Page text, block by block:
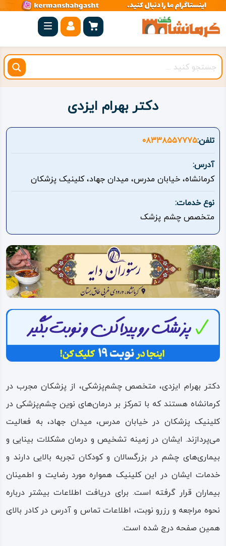
صفحه
اصلی
کرمانشاه
شهرستان
بیستون
روستاهای
هدف
اقامتگاه
ویدئو
درباره
ما
دکتر بهرام ایزدی
تلفن:۰۸۳۳۸۵۵۷۷۷۵
آدرس:
کرمانشاه، خیابان مدرس، میدان جهاد، کلینیک پزشکان
نوع خدمات:
متخصص چشم پزشک
دکتر بهرام ایزدی، متخصص چشم‌پزشکی، از پزشکان مجرب در
کرمانشاه هستند که با تمرکز بر درمان‌های نوین چشم‌پزشکی در
کلینیک پزشکان در خیابان مدرس، میدان جهاد، به فعالیت
می‌پردازند. ایشان در زمینه تشخیص و درمان مشکلات بینایی و
بیماری‌های چشم در بزرگسالان و کودکان تجربه بالایی دارند و
خدمات ایشان در این کلینیک همواره مورد رضایت و اطمینان
بیماران قرار گرفته است. برای دریافت اطلاعات بیشتر درباره
نحوه مراجعه و رزرو نوبت، اطلاعات تماس و آدرس در کادر بالای
همین صفحه درج شده است.